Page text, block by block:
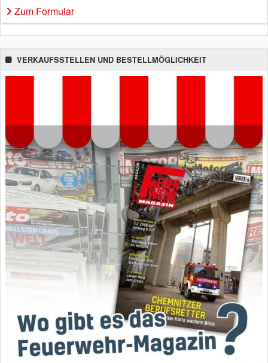
Zum Formular
VERKAUFSSTELLEN UND BESTELLMÖGLICHKEIT